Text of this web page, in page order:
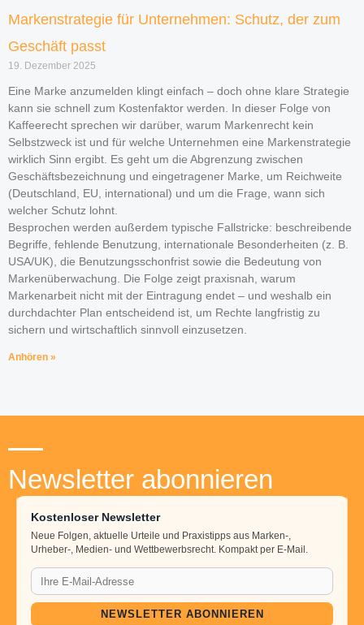
Markenstrategie für Unternehmen: Schutz, der zum
Geschäft passt
19. Dezember 2025
Eine Marke anzumelden klingt einfach – doch ohne klare Strategie
kann sie schnell zum Kostenfaktor werden. In dieser Folge von
Kaffeerecht sprechen wir darüber, warum Markenrecht kein
Selbstzweck ist und für welche Unternehmen eine Markenstrategie
wirklich Sinn ergibt. Es geht um die Abgrenzung zwischen
Geschäftsbezeichnung und eingetragener Marke, um Reichweite
(Deutschland, EU, international) und um die Frage, wann sich
welcher Schutz lohnt.
Besprochen werden außerdem typische Fallstricke: beschreibende
Begriffe, fehlende Benutzung, internationale Besonderheiten (z. B.
USA/UK), die Benutzungsschonfrist sowie die Bedeutung von
Markenüberwachung. Die Folge zeigt praxisnah, warum
Markenarbeit nicht mit der Eintragung endet – und weshalb ein
durchdachter Plan entscheidend ist, um Rechte langfristig zu
sichern und wirtschaftlich sinnvoll einzusetzen.
Anhören »
Newsletter abonnieren
Kostenloser Newsletter
Neue Folgen, aktuelle Urteile und Praxistipps aus Marken-,
Urheber-, Medien- und Wettbewerbsrecht. Kompakt per E-Mail.
NEWSLETTER ABONNIEREN